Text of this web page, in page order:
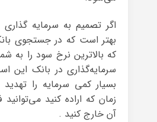
اگر تصمیم به سرمایه گذاری
بهتر است که در جستجوی
که بالاترین نرخ سود را به
سرمایه‌گذاری در بانک
بسیار کمی سرمایه را
زمان که اراده کنید می‌توانید
آن خارج کنید .